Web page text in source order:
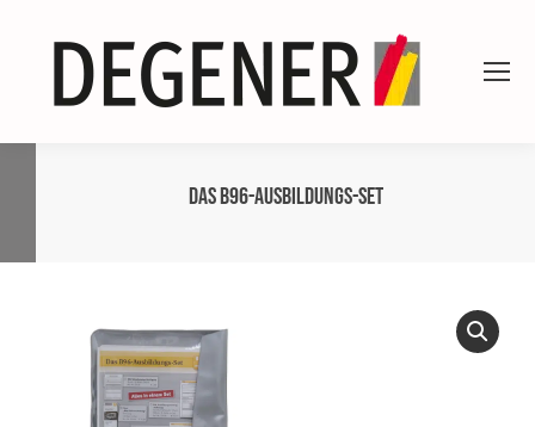
Das B96-Ausbildungs-Set